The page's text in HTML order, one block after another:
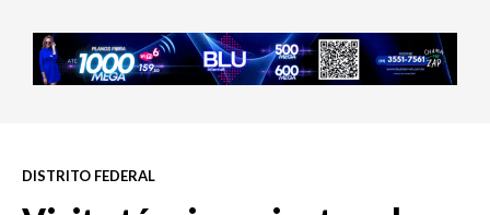
DISTRITO FEDERAL